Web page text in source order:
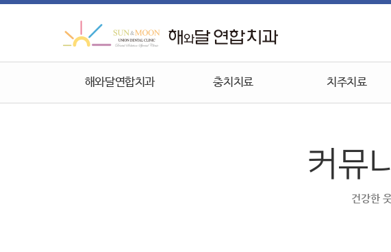
해와달연합치과 충치치료 치주치료
커뮤
건강한